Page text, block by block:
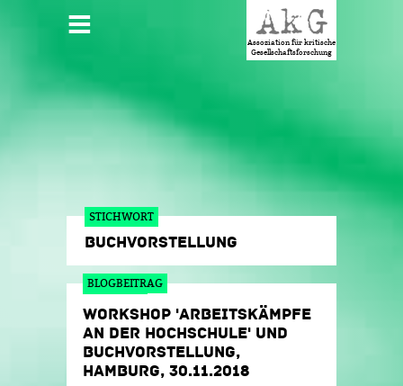
HAUPTMENÜ
Assoziation für kritische
Gesellschaftsforschung
STICHWORT
BUCHVORSTELLUNG
BLOGBEITRAG
WORKSHOP 'ARBEITSKÄMPFE
AN DER HOCHSCHULE' UND
BUCHVORSTELLUNG,
HAMBURG, 30.11.2018